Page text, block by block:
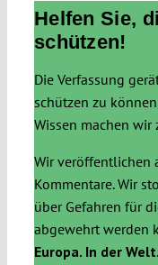
Helfen Sie,
schützen!
Die Verfassung
schützen zu
Wissen machen wir
Wir veröffentlichen
Kommentare. Wir
über Gefahren für
abgewehrt werden
Europa. In der Welt.